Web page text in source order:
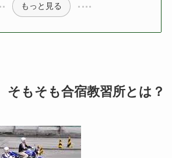
もっと見る
もそも合宿教習所とは？